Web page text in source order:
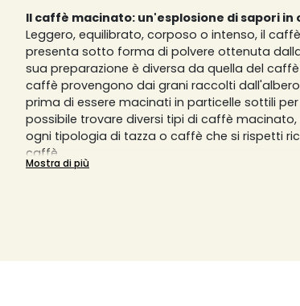
Il caffè macinato: un'esplosione di sapori in
Leggero, equilibrato, corposo o intenso, il
presenta sotto forma di polvere ottenuta
sua preparazione è diversa da quella del
caffè provengono dai grani raccolti
prima di essere macinati in particelle sottili
possibile trovare diversi tipi di caffè
ogni tipologia di tazza o caffè che si rispetti
caffè.
Una macinatura grossa darà un risultato in
Mostra di più